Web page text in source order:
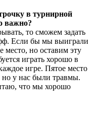
в турнирной
важно?
то сможем задать
Если бы мы выиграли
место, но оставим эту
играть хорошо в
игре. Пятое место
но у нас были травмы.
что мы хорошо